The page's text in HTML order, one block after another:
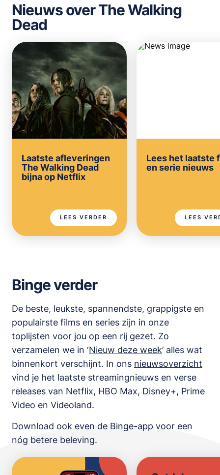
Nieuws over The Walking
Dead
Laatste afleveringen
The Walking Dead
bijna op Netflix
LEES VERDER
Lees het laatste
en serie nieuws
LEES
Binge verder
De beste, leukste, spannendste, grappigste en
populairste films en series zijn in onze
toplijsten voor jou op een rij gezet. Zo
verzamelen we in ‘Nieuw deze week’ alles wat
binnenkort verschijnt. In ons nieuwsoverzicht
vind je het laatste streamingnieuws en verse
releases van Netflix, HBO Max, Disney+, Prime
Video en Videoland.
Download ook even de Binge-app voor een
nóg betere beleving.